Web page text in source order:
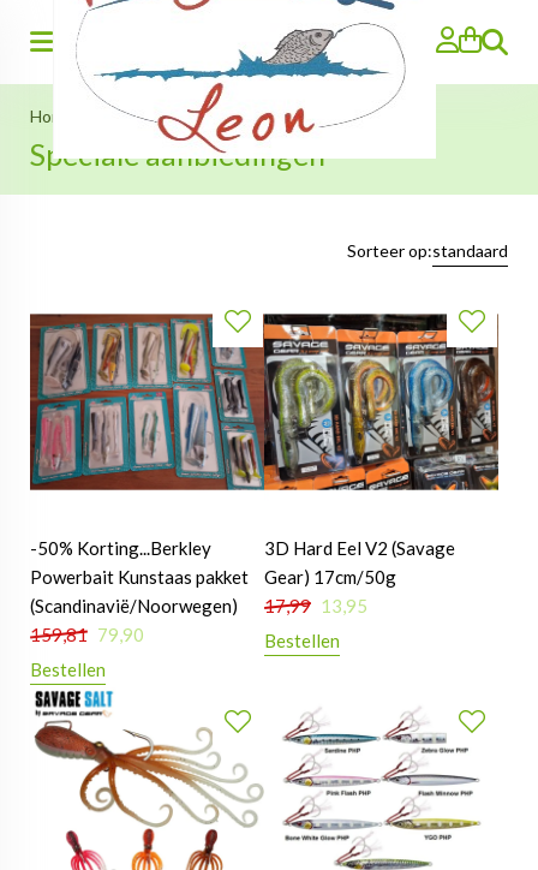
Zoeken
Home Speciale aanbiedingen
Speciale aanbiedingen
Sorteer op:standaard
-50% Korting...Berkley
Powerbait Kunstaas pakket
(Scandinavië/Noorwegen)
159,81 79,90
Bestellen
3D Hard Eel V2 (Savage
Gear) 17cm/50g
17,99 13,95
Bestellen